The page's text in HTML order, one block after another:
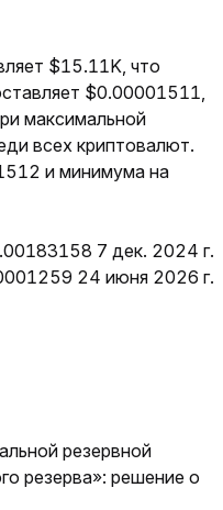
$15.11K, что
$0.00001511,
максимальной
всех криптовалют.
и минимума на
7 дек. 2024 г.
24 июня 2026 г.
резервной
резерва»: решение о